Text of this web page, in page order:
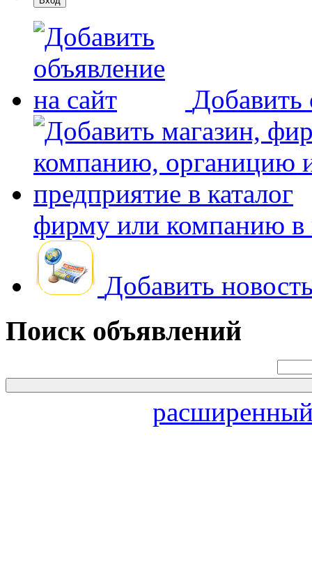
Добавить
фирму или компанию в
Добавить
Поиск объявлений